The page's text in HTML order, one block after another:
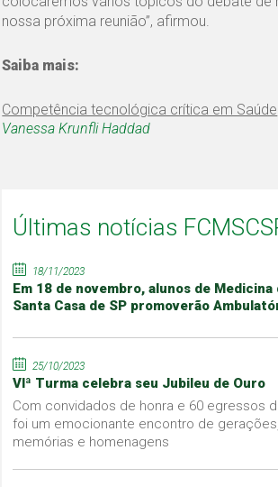
nossa próxima reunião”, afirmou.
Saiba mais:
Competência tecnológica crítica em Saúde
Vanessa Krunfli Haddad
Últimas notícias
18/11/2023
Em 18 de novembro, alunos de Medicina
Santa Casa de SP promoverão
25/10/2023
VIª Turma celebra seu Jubileu de Ouro
Com convidados de honra e 60 egressos
foi um emocionante encontro de
memórias e homenagens